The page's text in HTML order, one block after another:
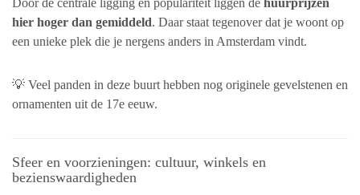
Door de centrale ligging en populariteit liggen de huurprijzen
hier hoger dan gemiddeld. Daar staat tegenover dat je woont op
een unieke plek die je nergens anders in Amsterdam vindt.
💡 Veel panden in deze buurt hebben nog originele gevelstenen en
ornamenten uit de 17e eeuw.
Sfeer en voorzieningen: cultuur, winkels en
bezienswaardigheden